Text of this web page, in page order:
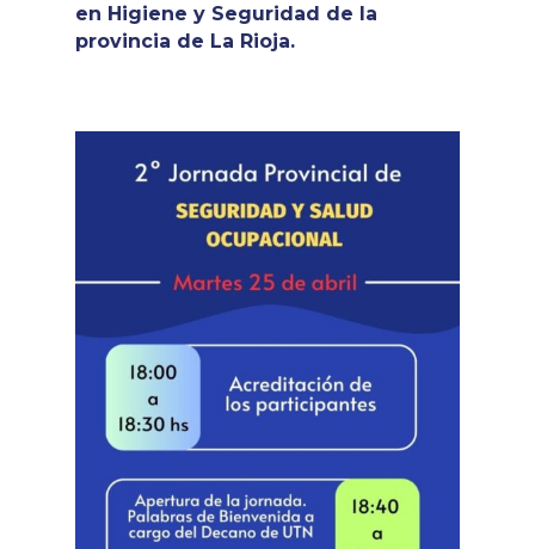
en Higiene y Seguridad de la
provincia de La Rioja.